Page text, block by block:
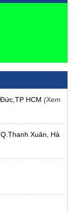
HCM (Xem
Xuân, Hà